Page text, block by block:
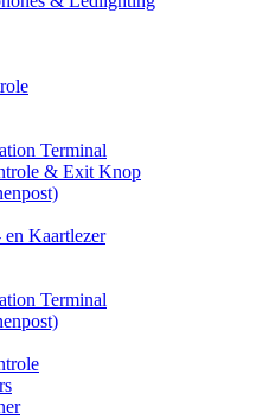
Terminal
& Exit Knop
Kaartlezer
Terminal